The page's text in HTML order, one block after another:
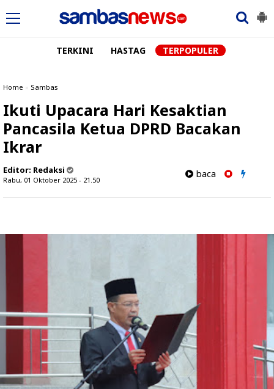
TERKINI HASTAG TERPOPULER
Home » Sambas
Ikuti Upacara Hari Kesaktian
Pancasila Ketua DPRD Bacakan
Ikrar
Editor: Redaksi
Rabu, 01 Oktober 2025 - 21.50
baca